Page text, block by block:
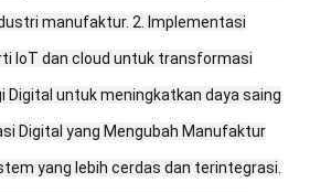
manufaktur. 2. Implementasi
IoT dan cloud untuk transformasi
Digital untuk meningkatkan daya saing
Digital yang Mengubah Manufaktur
yang lebih cerdas dan terintegrasi.